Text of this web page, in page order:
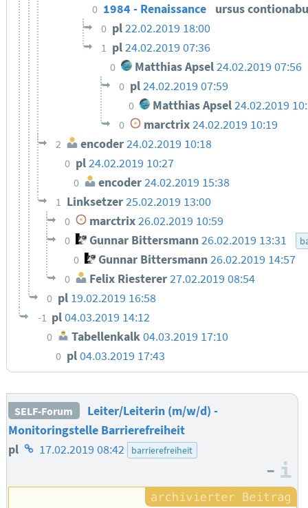
0 1984 - Renaissance ursus
0 pl22.02.2019 18:00
1 pl24.02.2019 07:36
0 Matthias Apsel24.02.2019 07:56
0 pl24.02.2019 07:59
0 Matthias Apsel24.02.2019
0 marctrix24.02.2019 10:19
2 encoder24.02.2019 10:18
0 pl24.02.2019 10:27
0 encoder24.02.2019 15:38
1 Linksetzer25.02.2019 13:00
0 marctrix26.02.2019 10:59
0 Gunnar Bittersmann26.02.2019 13:31
0 Gunnar Bittersmann26.02.2019 14:57
0 Felix Riesterer27.02.2019 08:54
0 pl 19.02.2019 16:58
-1 pl04.03.2019 14:12
0 Tabellenkalk 04.03.2019 17:10
0 pl04.03.2019 17:43
SELF-Forum
Leiter/Leiterin (m/w/d) -
Monitoringstelle Barrierefreiheit
pl Homepage
Autors
17.02.2019 08:42 barrierefreiheit
–